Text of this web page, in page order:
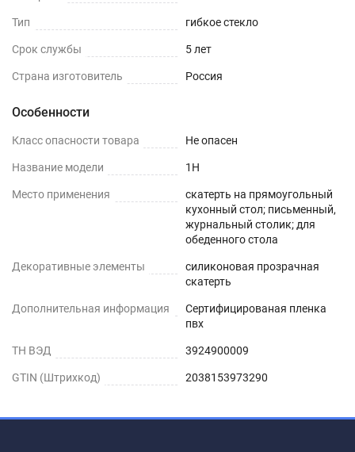
ДЕТСКИЙ СТОЛ
ПОДГОТОВКА К ИСПОЛЬЗОВАНИЮ
присутствовать слабый быстро выветриваемый
запах. Перед использованием пленки, протрите
её поверхность влажной салфеткой с мыльным
Дайте высохнуть – запах выветривается
Шаг 3
вниз. Дополнительное закрепление не
Тип гибкое стекло
Срок службы 5 лет
Страна изготовитель Россия
Особенности
Класс опасности товара Не опасен
Название модели 1H
Место применения
скатерть на прямоугольный
кухонный стол; письменный,
журнальный столик; для
обеденного стола
Декоративные элементы
силиконовая прозрачная
скатерть
Дополнительная информация
Сертифицированая пленка
пвх
ТН ВЭД 3924900009
GTIN (Штрихкод) 2038153973290